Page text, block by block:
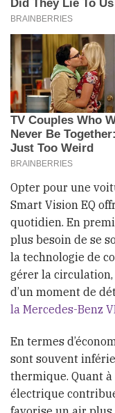
Opter pour une
Smart Vision EQ
quotidien. En
plus besoin de se
la technologie de
gérer la
d’un moment de
la Mercedes-Benz
En termes
sont souvent
thermique. Quant
électrique